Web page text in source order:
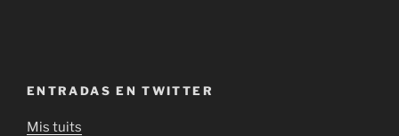
ENTRADAS EN TWITTER
Mis tuits